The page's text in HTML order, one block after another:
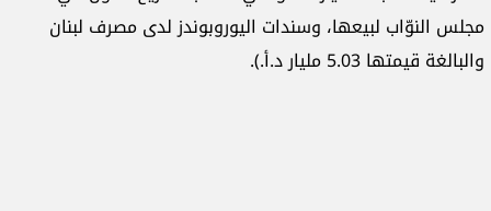
مجلس النوّاب لبيعها، وسندات اليوروبوندز لدى مصرف لبنان
والبالغة قيمتها 5.03 مليار د.أ.).